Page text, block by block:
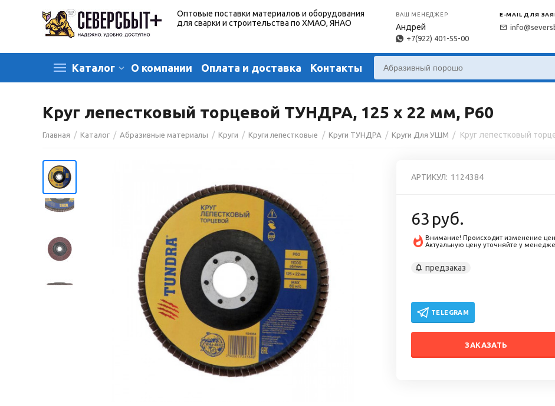
Оптовые поставки материалов и оборудования
для сварки и строительства по ХМАО, ЯНАО
ВАШ МЕНЕДЖЕР
Андрей
+7(922) 401-55-00
E-MAIL ДЛЯ
Каталог О компании Оплата и доставка Контакты
Круг лепестковый торцевой ТУНДРА, 125 х 22 мм, Р60
Главная / Каталог / Абразивные материалы / Круги / Круги лепестковые / Круги ТУНДРА / Круги Для УШМ /
АРТИКУЛ: 1124384
63 руб.
Внимание! Происходит изменение
Актуальную цену уточняйте у
предзаказ
TELEGRAM
ЗАКАЗАТЬ